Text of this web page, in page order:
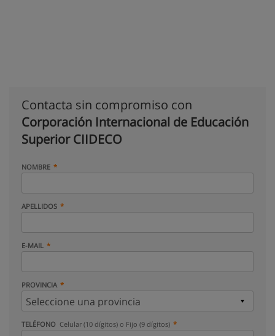
Contacta sin compromiso con
Corporación Internacional de Educación
Superior CIIDECO
NOMBRE
APELLIDOS
E-MAIL
PROVINCIA
TELÉFONO Celular (10 dígitos) o Fijo (9 dígitos)